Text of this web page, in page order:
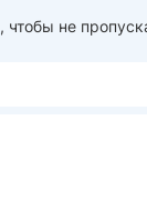
, чтобы не